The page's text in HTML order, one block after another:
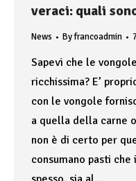
veraci: quali
News Byfrancoadmin
Sapevi che le
ricchissima? E’
con le vongole
a quella della carne
non è di certo per
consumano pasti